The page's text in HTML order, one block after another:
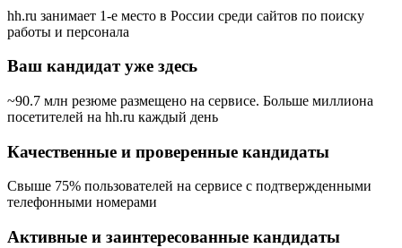
hh.ru занимает 1-е место в России среди сайтов по поиску
работы и персонала
Ваш кандидат уже здесь
~90.7 млн резюме размещено на сервисе. Больше миллиона
посетителей на hh.ru каждый день
Качественные и проверенные кандидаты
Свыше 75% пользователей на сервисе с подтвержденными
телефонными номерами
Активные и заинтересованные кандидаты